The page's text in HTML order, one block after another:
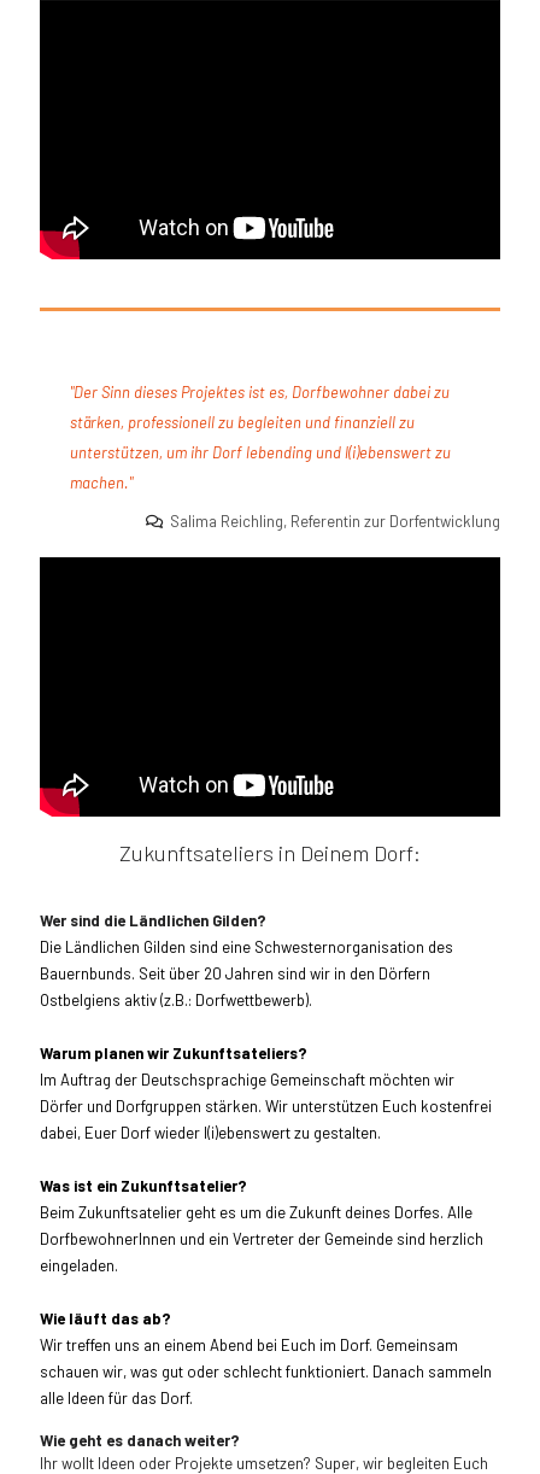
"Der Sinn dieses Projektes ist es, Dorfbewohner dabei zu
stärken, professionell zu begleiten und finanziell zu
unterstützen, um ihr Dorf lebending und l(i)ebenswert zu
machen."
Salima Reichling, Referentin zur Dorfentwicklung
Zukunftsateliers in Deinem Dorf:
Wer sind die Ländlichen Gilden?
Die Ländlichen Gilden sind eine Schwesternorganisation des
Bauernbunds. Seit über 20 Jahren sind wir in den Dörfern
Ostbelgiens aktiv (z.B.: Dorfwettbewerb).
Warum planen wir Zukunftsateliers?
Im Auftrag der Deutschsprachige Gemeinschaft möchten wir
Dörfer und Dorfgruppen stärken. Wir unterstützen Euch kostenfrei
dabei, Euer Dorf wieder l(i)ebenswert zu gestalten.
Was ist ein Zukunftsatelier?
Beim Zukunftsatelier geht es um die Zukunft deines Dorfes. Alle
DorfbewohnerInnen und ein Vertreter der Gemeinde sind herzlich
eingeladen.
Wie läuft das ab?
Wir treffen uns an einem Abend bei Euch im Dorf. Gemeinsam
schauen wir, was gut oder schlecht funktioniert. Danach sammeln
alle Ideen für das Dorf.
Wie geht es danach weiter?
Ihr wollt Ideen oder Projekte umsetzen? Super, wir begleiten Euch